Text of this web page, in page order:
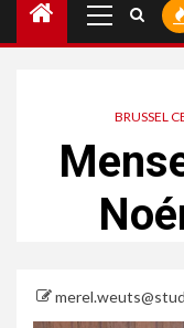
menu
BRUSSEL